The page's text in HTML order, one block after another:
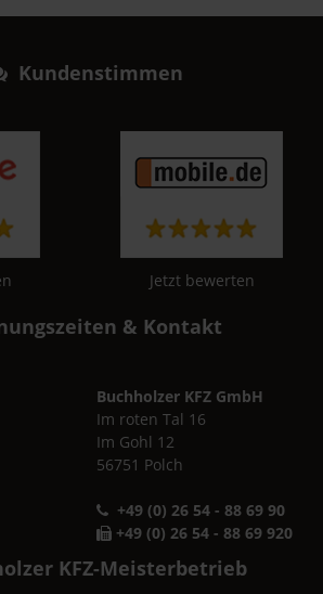
Kundenstimmen
Jetzt bewerten
& Kontakt
Buchholzer KFZ GmbH
Im roten Tal 16
Im Gohl 12
56751 Polch
+49 (0) 26 54 - 88 69 90
+49 (0) 26 54 - 88 69 920
KFZ-Meisterbetrieb